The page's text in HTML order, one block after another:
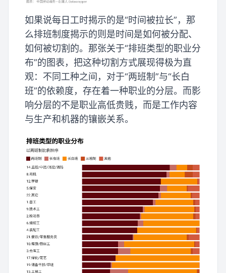
如果说每日工时揭示的是“时间被拉长”，那
么排班制度揭示的则是时间是如何被分配、
如何被切割的。那张关于“排班类型的职业分
布”的图表，把这种切割方式展现得极为直
观：不同工种之间，对于“两班制”与“长白
班”的依赖度，存在着一种职业的分层。而影
响分层的不是职业高低贵贱，而是工作内容
与生产和机器的镶嵌关系。